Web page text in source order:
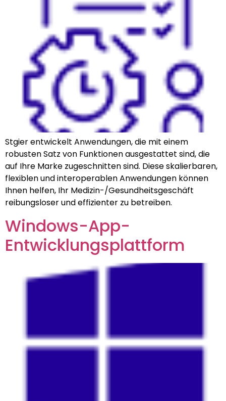
Stgier entwickelt Anwendungen, die mit einem
robusten Satz von Funktionen ausgestattet sind, die
auf Ihre Marke zugeschnitten sind. Diese skalierbaren,
flexiblen und interoperablen Anwendungen können
Ihnen helfen, Ihr Medizin-/Gesundheitsgeschäft
reibungsloser und effizienter zu betreiben.
Windows-App-
Entwicklungsplattform